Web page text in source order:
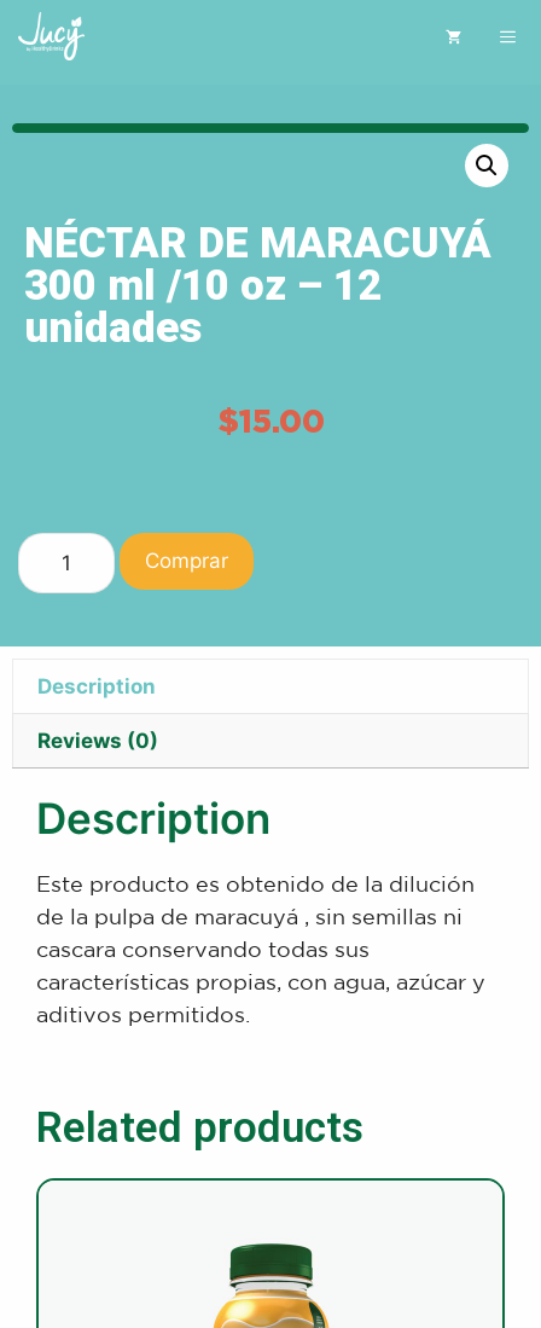
NÉCTAR DE MARACUYÁ
300 ml /10 oz – 12
unidades
$15.00
Comprar
Description
Reviews (0)
Description
Este producto es obtenido de la dilución
de la pulpa de maracuyá , sin semillas ni
cascara conservando todas sus
características propias, con agua, azúcar y
aditivos permitidos.
Related products